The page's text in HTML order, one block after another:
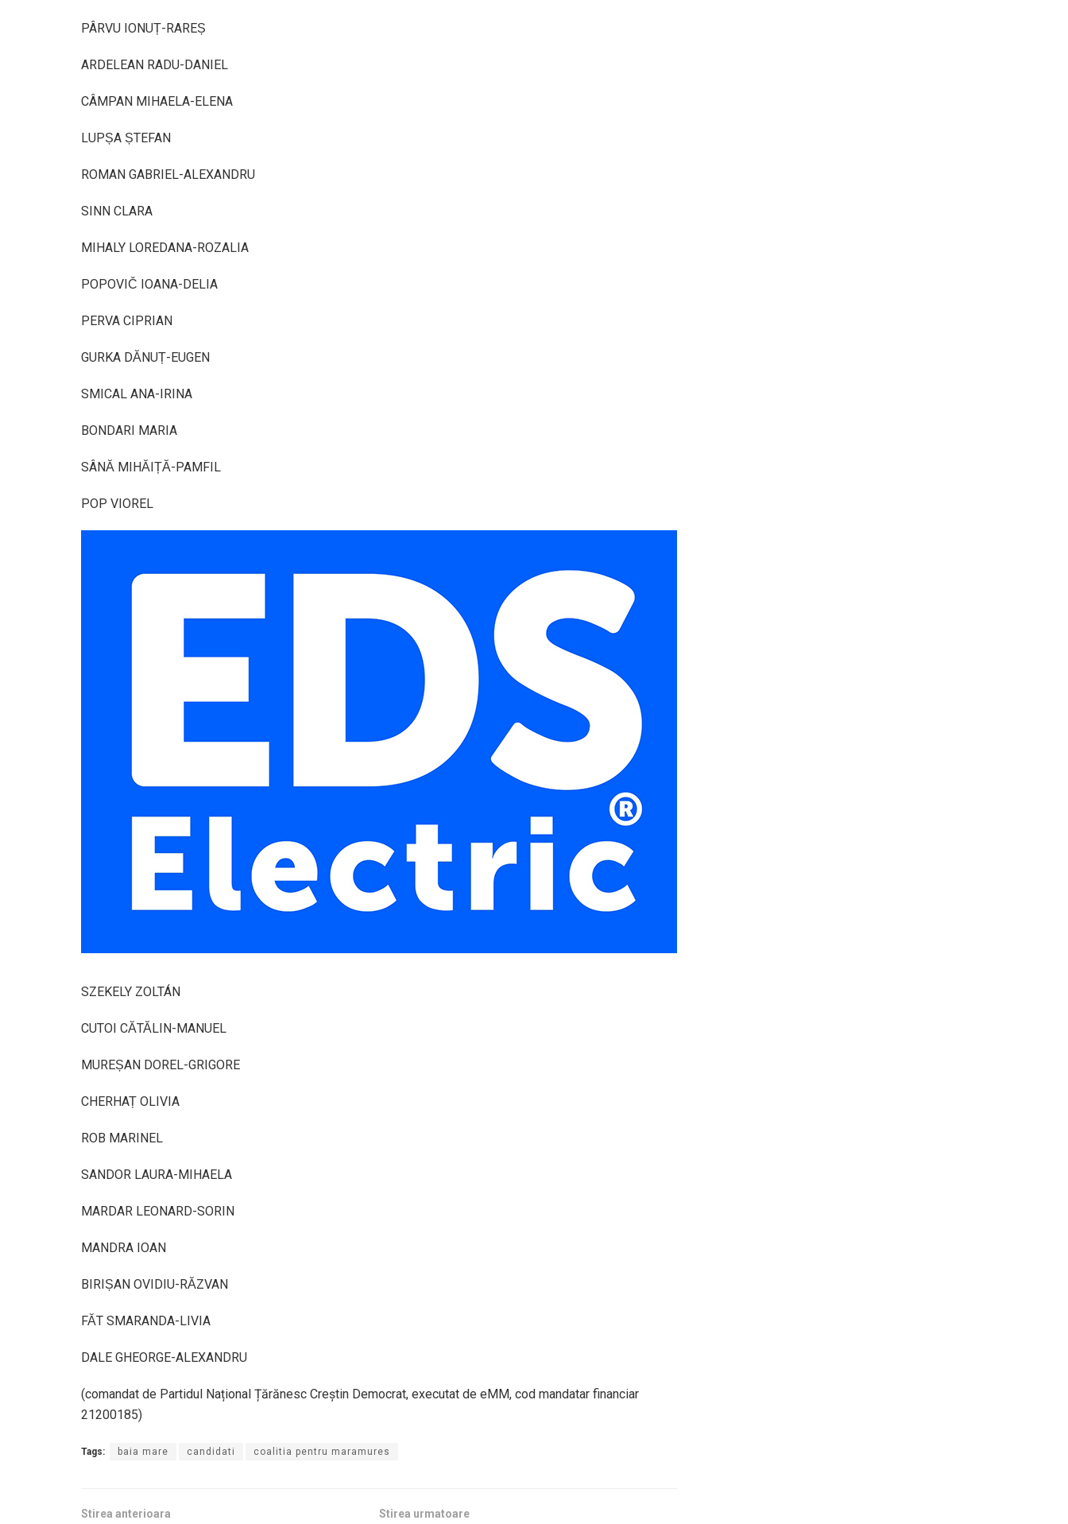
PÂRVU IONUȚ-RAREȘ
ARDELEAN RADU-DANIEL
CÂMPAN MIHAELA-ELENA
LUPȘA ȘTEFAN
ROMAN GABRIEL-ALEXANDRU
SINN CLARA
MIHALY LOREDANA-ROZALIA
POPOVIČ IOANA-DELIA
PERVA CIPRIAN
GURKA DĂNUȚ-EUGEN
SMICAL ANA-IRINA
BONDARI MARIA
SÂNĂ MIHĂIȚĂ-PAMFIL
POP VIOREL
SZEKELY ZOLTÁN
CUTOI CĂTĂLIN-MANUEL
MUREȘAN DOREL-GRIGORE
CHERHAȚ OLIVIA
ROB MARINEL
SANDOR LAURA-MIHAELA
MARDAR LEONARD-SORIN
MANDRA IOAN
BIRIȘAN OVIDIU-RĂZVAN
FĂT SMARANDA-LIVIA
DALE GHEORGE-ALEXANDRU
(comandat de Partidul Național Țărănesc Creștin Democrat, executat de eMM, cod mandatar financiar
21200185)
Tags: baia mare candidati coalitia pentru maramures
Stirea anterioara Stirea urmatoare